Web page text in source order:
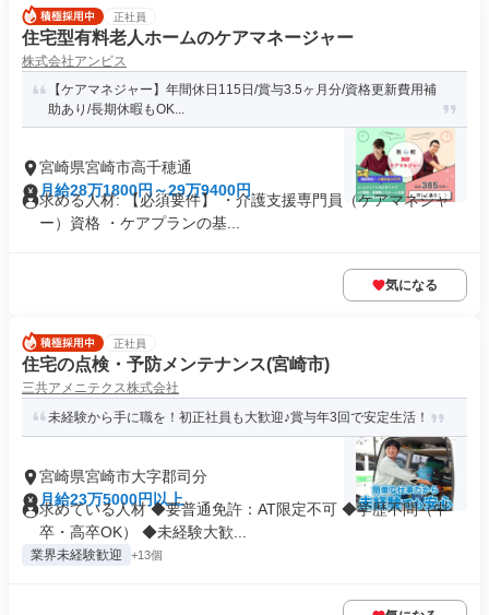
正社員
住宅型有料老人ホームのケアマネージャー
株式会社アンビス
【ケアマネジャー】年間休日115日/賞与3.5ヶ月分/資格更新費用補
助あり/長期休暇もOK...
宮崎県宮崎市高千穂通
月給28万1800円～29万9400円
求める人材: 【必須要件】 ・介護支援専門員（ケアマネジャ
ー）資格 ・ケアプランの基...
気になる
正社員
住宅の点検・予防メンテナンス(宮崎市)
三共アメニテクス株式会社
未経験から手に職を！初正社員も大歓迎♪賞与年3回で安定生活！
宮崎県宮崎市大字郡司分
月給23万5000円以上
求めている人材 ◆要普通免許：AT限定不可 ◆学歴不問（中
卒・高卒OK） ◆未経験大歓...
業界未経験歓迎 +13個